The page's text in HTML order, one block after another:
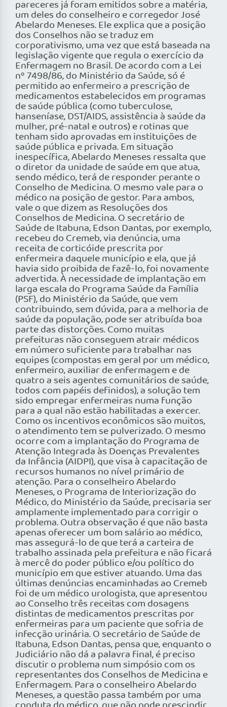
pareceres já foram emitidos sobre a matéria,
um deles do conselheiro e corregedor José
Abelardo Meneses. Ele explica que a posição
dos Conselhos não se traduz em
corporativismo, uma vez que está baseada na
legislação vigente que regula o exercício da
Enfermagem no Brasil. De acordo com a Lei
nº 7498/86, do Ministério da Saúde, só é
permitido ao enfermeiro a prescrição de
medicamentos estabelecidos em programas
de saúde pública (como tuberculose,
hanseníase, DST/AIDS, assistência à saúde da
mulher, pré-natal e outros) e rotinas que
tenham sido aprovadas em instituições de
saúde pública e privada. Em situação
inespecífica, Abelardo Meneses ressalta que
o diretor da unidade de saúde em que atua,
sendo médico, terá de responder perante o
Conselho de Medicina. O mesmo vale para o
médico na posição de gestor. Para ambos,
vale o que dizem as Resoluções dos
Conselhos de Medicina. O secretário de
Saúde de Itabuna, Edson Dantas, por exemplo,
recebeu do Cremeb, via denúncia, uma
receita de corticóide prescrita por
enfermeira daquele município e ela, que já
havia sido proibida de fazê-lo, foi novamente
advertida. À necessidade de implantação em
larga escala do Programa Saúde da Família
(PSF), do Ministério da Saúde, que vem
contribuindo, sem dúvida, para a melhoria de
saúde da população, pode ser atribuída boa
parte das distorções. Como muitas
prefeituras não conseguem atrair médicos
em número suficiente para trabalhar nas
equipes (compostas em geral por um médico,
enfermeiro, auxiliar de enfermagem e de
quatro a seis agentes comunitários de saúde,
todos com papéis definidos), a solução tem
sido empregar enfermeiras numa função
para a qual não estão habilitadas a exercer.
Como os incentivos econômicos são muitos,
o atendimento tem se pulverizado. O mesmo
ocorre com a implantação do Programa de
Atenção Integrada às Doenças Prevalentes
da Infância (AIDPI), que visa à capacitação de
recursos humanos no nível primário de
atenção. Para o conselheiro Abelardo
Meneses, o Programa de Interiorização do
Médico, do Ministério da Saúde, precisaria ser
amplamente implementado para corrigir o
problema. Outra observação é que não basta
apenas oferecer um bom salário ao médico,
mas assegurá-lo de que terá a carteira de
trabalho assinada pela prefeitura e não ficará
à mercê do poder público e/ou político do
município em que estiver atuando. Uma das
últimas denúncias encaminhadas ao Cremeb
foi de um médico urologista, que apresentou
ao Conselho três receitas com dosagens
distintas de medicamentos prescritas por
enfermeiras para um paciente que sofria de
infecção urinária. O secretário de Saúde de
Itabuna, Edson Dantas, pensa que, enquanto o
Judiciário não dá a palavra final, é preciso
discutir o problema num simpósio com os
representantes dos Conselhos de Medicina e
Enfermagem. Para o conselheiro Abelardo
Meneses, a questão passa também por uma